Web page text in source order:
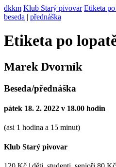
dkkm Klub Starý pivovar Etiketa
beseda | přednáška
Etiketa po
Marek Dvorník
Beseda/přednáška
pátek 18. 2. 2022 v 18.00 hodin
(asi 1 hodina a 15 minut)
Klub Starý pivovar